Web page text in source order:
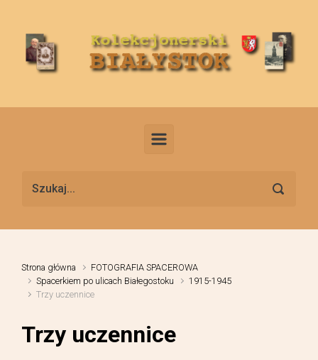
Strona główna
FOTOGRAFIA SPACEROWA
Spacerkiem po ulicach Białegostoku
1915-1945
Trzy uczennice
Trzy uczennice